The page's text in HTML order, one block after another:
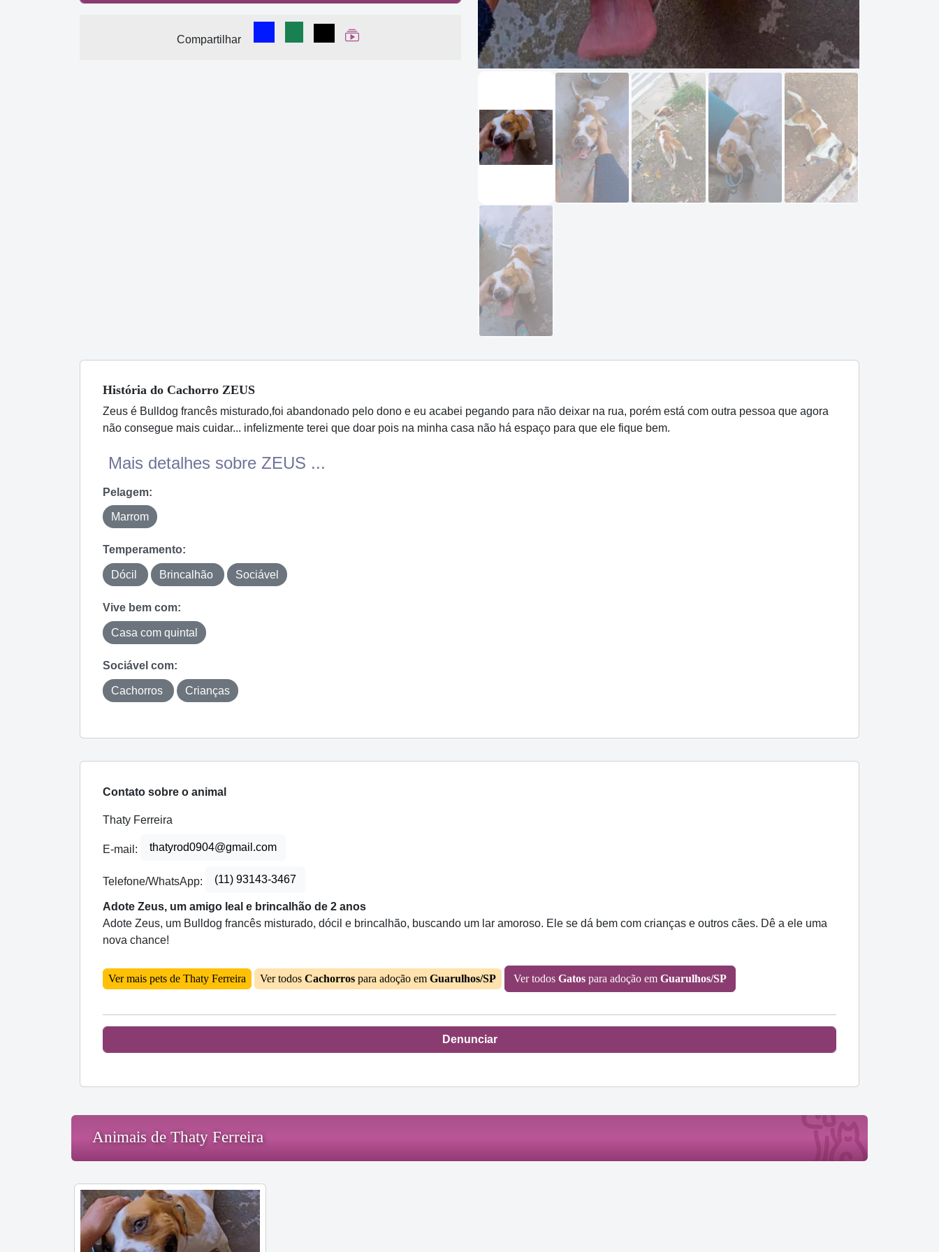
Compartilhar
Compartilhar no Facebook
Compartilhar no WhatsApp
Compartilhar
Ver Web Story
História do Cachorro ZEUS
Zeus é Bulldog francês misturado,foi abandonado pelo dono e eu acabei pegando para não deixar na rua, porém está com outra pessoa que agora
não consegue mais cuidar... infelizmente terei que doar pois na minha casa não há espaço para que ele fique bem.
Mais detalhes sobre ZEUS ...
Pelagem:
Marrom
Temperamento:
Dócil Brincalhão Sociável
Vive bem com:
Casa com quintal
Sociável com:
Cachorros Crianças
Contato sobre o animal
Thaty Ferreira
E-mail: thatyrod0904@gmail.com
Telefone/WhatsApp: (11) 93143-3467
Adote Zeus, um amigo leal e brincalhão de 2 anos
Adote Zeus, um Bulldog francês misturado, dócil e brincalhão, buscando um lar amoroso. Ele se dá bem com crianças e outros cães. Dê a ele uma
nova chance!
Ver mais pets de Thaty Ferreira Ver todos Cachorros para adoção em Guarulhos/SP Ver todos Gatos para adoção em Guarulhos/SP
Denunciar
Animais de Thaty Ferreira